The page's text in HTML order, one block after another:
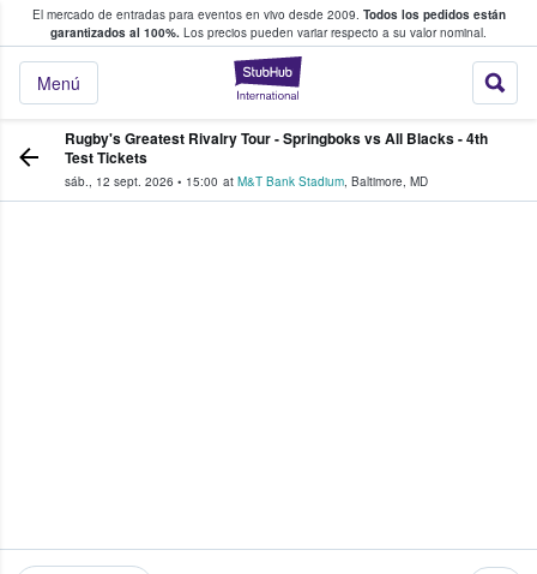
El mercado de entradas para eventos en vivo desde 2009. Todos los pedidos están
garantizados al 100%. Los precios pueden variar respecto a su valor nominal.
StubHub:
Menú
y venta de entradas entre fans
Rugby's Greatest Rivalry Tour - Springboks vs All Blacks - 4th
Test Tickets
sáb., 12 sept. 2026 • 15:00 at M&T Bank Stadium, Baltimore, MD